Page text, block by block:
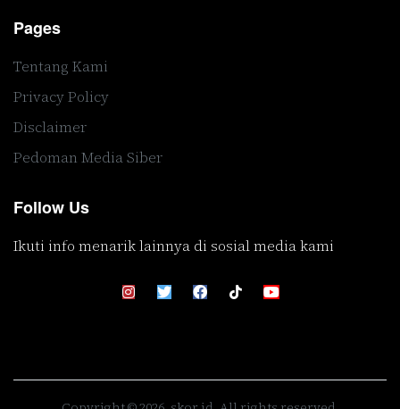
Pages
Tentang Kami
Privacy Policy
Disclaimer
Pedoman Media Siber
Follow Us
Ikuti info menarik lainnya di sosial media kami